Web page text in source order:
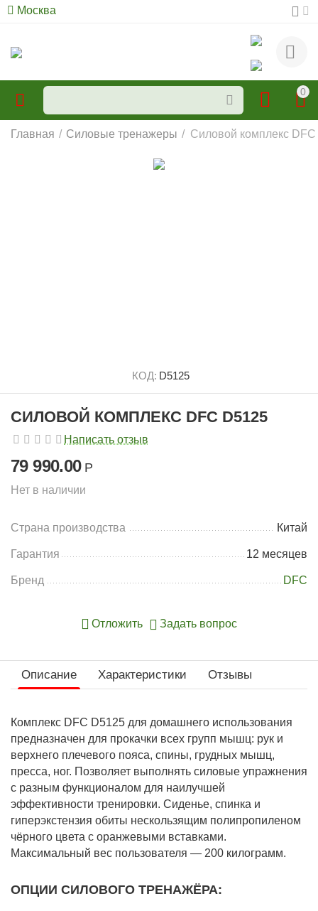
Москва
0
Главная / Силовые тренажеры / Силовой комплекс
КОД: D5125
СИЛОВОЙ КОМПЛЕКС DFC D5125
Написать отзыв
79 990.00 Р
Нет в наличии
Страна производства Китай
Гарантия 12 месяцев
Бренд DFC
Отложить Задать вопрос
Описание Характеристики Отзывы
Комплекс DFC D5125 для домашнего использования
предназначен для прокачки всех групп мышц: рук и
верхнего плечевого пояса, спины, грудных мышц,
пресса, ног. Позволяет выполнять силовые упражнения
с разным функционалом для наилучшей
эффективности тренировки. Сиденье, спинка и
гиперэкстензия обиты нескользящим полипропиленом
чёрного цвета с оранжевыми вставками.
Максимальный вес пользователя — 200 килограмм.
ОПЦИИ СИЛОВОГО ТРЕНАЖЁРА: